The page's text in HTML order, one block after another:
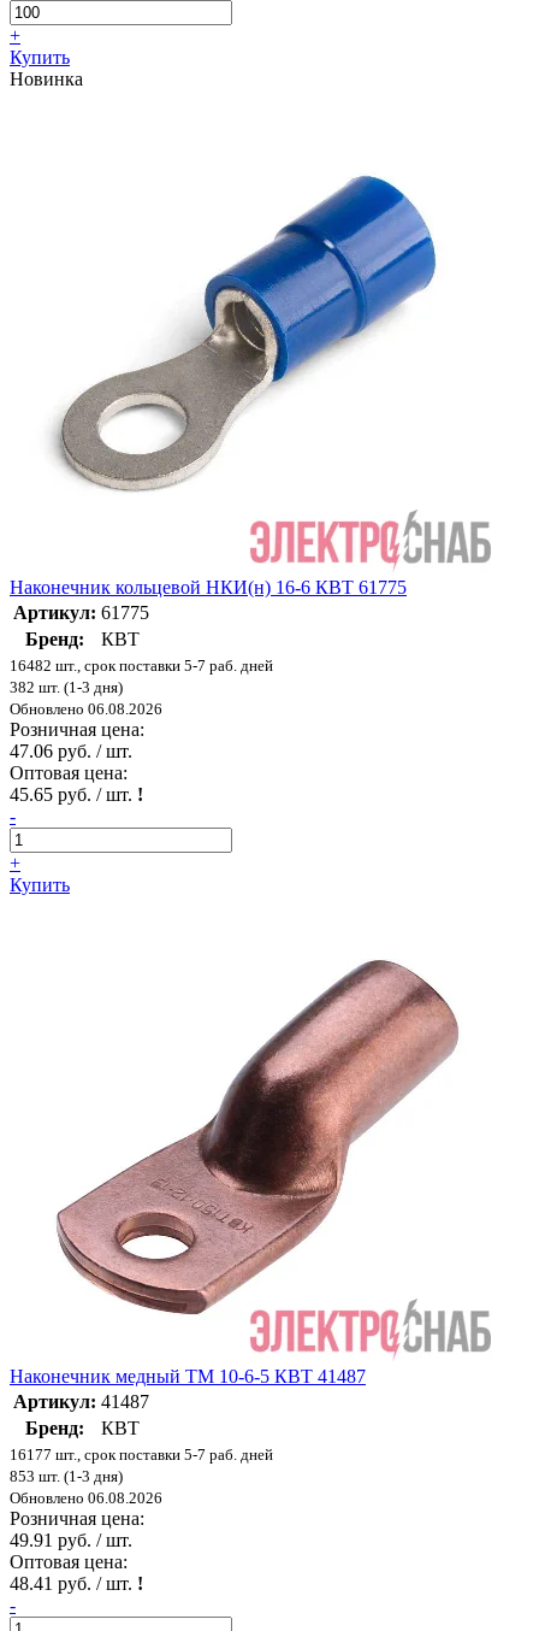
+
Купить
Новинка
Наконечник кольцевой НКИ(н) 16-6 КВТ 61775
Артикул: 61775
Бренд:
КВТ
16482 шт., срок поставки 5-7 раб. дней
382 шт. (1-3 дня)
Обновлено 06.08.2026
Розничная цена:
47.06 руб. / шт.
Оптовая цена:
45.65 руб. / шт. !
-
+
Купить
Наконечник медный ТМ 10-6-5 КВТ 41487
Артикул: 41487
Бренд:
КВТ
16177 шт., срок поставки 5-7 раб. дней
853 шт. (1-3 дня)
Обновлено 06.08.2026
Розничная цена:
49.91 руб. / шт.
Оптовая цена:
48.41 руб. / шт. !
-